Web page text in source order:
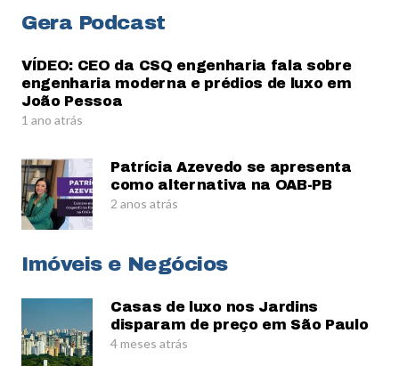
Gera Podcast
VÍDEO: CEO da CSQ engenharia fala sobre
engenharia moderna e prédios de luxo em
João Pessoa
1 ano atrás
Patrícia Azevedo se apresenta
como alternativa na OAB-PB
2 anos atrás
Imóveis e Negócios
Casas de luxo nos Jardins
disparam de preço em São Paulo
4 meses atrás